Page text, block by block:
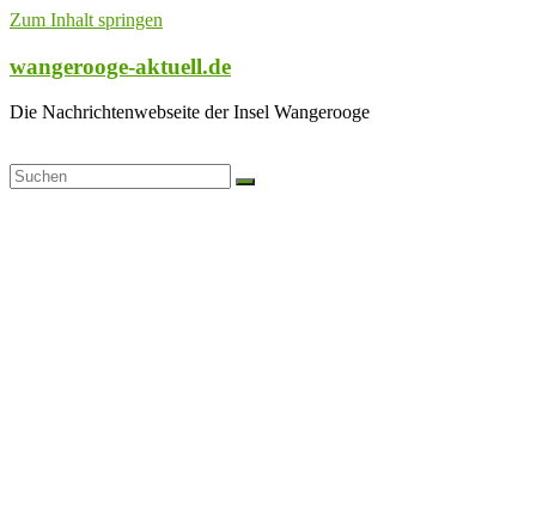
Zum Inhalt springen
wangerooge-aktuell.de
Die Nachrichtenwebseite der Insel Wangerooge